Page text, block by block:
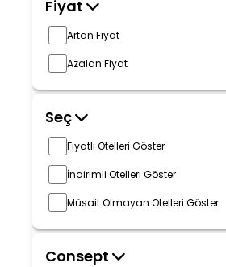
Fiyat
Artan Fiyat
Azalan Fiyat
Seç
Fiyatlı Otelleri Göster
İndirimli Otelleri Göster
Müsait Olmayan Otelleri Göster
Consept